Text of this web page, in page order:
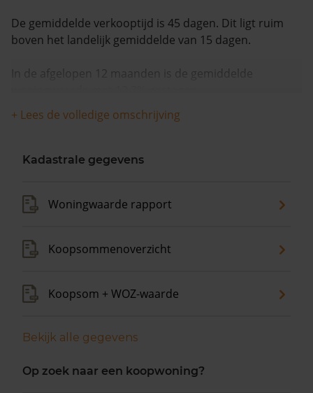
De gemiddelde verkooptijd is 45 dagen. Dit ligt ruim
boven het landelijk gemiddelde van 15 dagen.
In de afgelopen 12 maanden is de gemiddelde
+ Lees de volledige omschrijving
Kadastrale gegevens
Woningwaarde rapport
Koopsommenoverzicht
Koopsom + WOZ-waarde
Bekijk alle gegevens
Op zoek naar een koopwoning?